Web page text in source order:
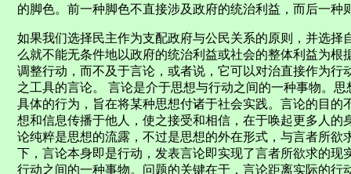
的脚色。前一种脚色不直接涉及政府的统治利益，而后一种
如果我们选择民主作为支配政府与公民关系的原则，并选
么就不能无条件地以政府的统治利益或社会的整体利益为
调整行动，而不及于言论，或者说，它可以对治直接作为
之工具的言论。 言论是介于思想与行动之间的一种事物。
具体的行为，旨在将某种思想付诸于社会实践。言论的目
想和信息传播于他人，使之接受和相信，在于唤起更多人
论纯粹是思想的流露，不过是思想的外在形式，与言者所欲
下，言论本身即是行动，发表言论即实现了言者所欲求的
行动之间的一种事物。问题的关键在于，言论距离实际的